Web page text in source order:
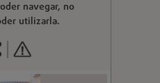
navegar, no
utilizarla.